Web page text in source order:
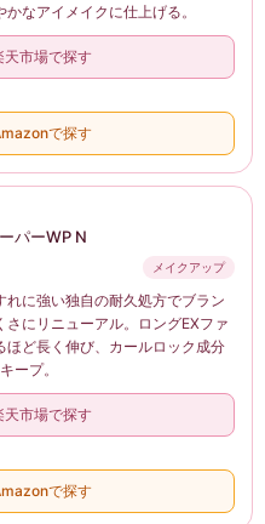
なアイメイクに仕上げる。
天市場で探す
で探す
パーWP N
メイクアップ
れに強い独自の耐久処方でブラン
さにリニューアル。ロングEXファ
ほど長く伸び、カールロック成分
ープ。
天市場で探す
で探す